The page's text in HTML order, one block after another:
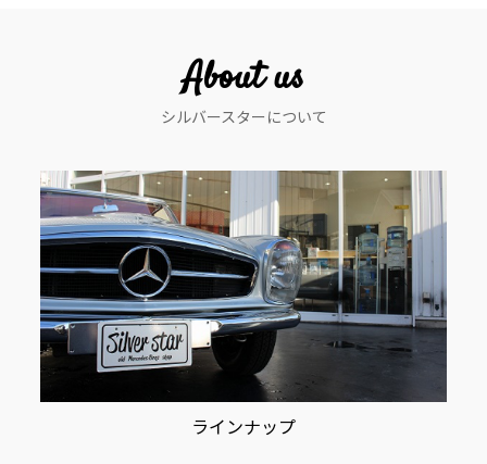
ン
About us
シルバースターについて
ラインナップ